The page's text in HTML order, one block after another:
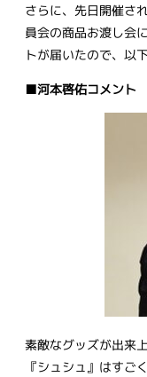
さらに、先日開催さ
員会の商品お渡し会
トが届いたので、以
■河本啓佑コメント
素敵なグッズが出来
『シュシュ』はすご